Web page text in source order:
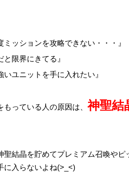
ミッションを攻略できない・・・』
と限界にきてる』
いユニットを手に入れたい』
もっている人の原因は、神聖結
聖結晶を貯めてプレミアム召喚や
に入らないよね(>_<)